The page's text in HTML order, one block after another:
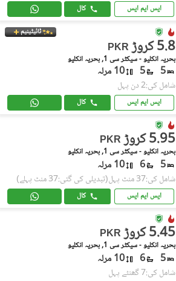
ایس ایم ایس کال
ٹائیٹینیم
PKR 5.8 کروڑ
بحریہ انکلیو - سیکٹر سی 1, بحریہ انکلیو
5
5 10 مرلہ
شامل کی:2 دن پہل
ایس ایم ایس کال
PKR 5.95 کروڑ
بحریہ انکلیو - سیکٹر سی 1, بحریہ انکلیو
5
6 10 مرلہ
شامل کی:37 منٹ پہل (تبدیلی کی گئی:37 منٹ پہلے)
ایس ایم ایس کال
PKR 5.45 کروڑ
بحریہ انکلیو - سیکٹر سی 1, بحریہ انکلیو
5
6 10 مرلہ
شامل کی:7 گھنٹے پہل